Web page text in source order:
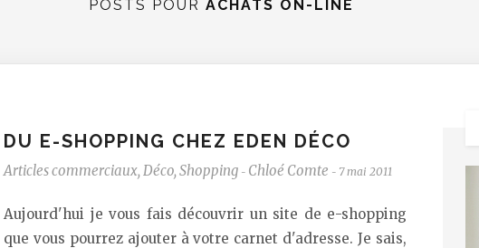
POSTS POUR ACHATS ON-LINE
DU E-SHOPPING CHEZ EDEN DÉCO
Articles commerciaux, Déco, Shopping - Chloé Comte - 7 mai 2011
Aujourd'hui je vous fais découvrir un site de e-shopping
que vous pourrez ajouter à votre carnet d'adresse. Je sais,